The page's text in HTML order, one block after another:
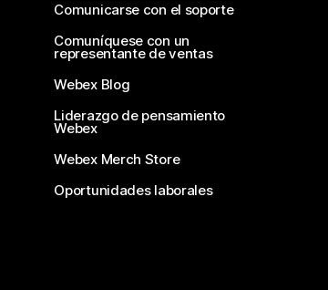
Comunicarse con el soporte
Comuníquese con un
representante de ventas
Webex Blog
Liderazgo de pensamiento
Webex
Webex Merch Store
Oportunidades laborales